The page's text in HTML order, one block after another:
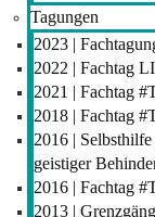
Tagungen
2023 |
2022 | Fachtag
2021 | Fachtag
2018 | Fachtag
2016 |
geistiger
2016 | Fachtag
2013 |